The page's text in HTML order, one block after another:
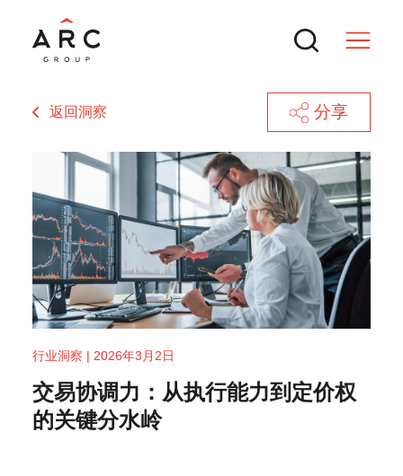
服务
交易
新闻与行业洞察
联系方式
热门搜索
新动态与实操要点
2026年东南亚数据中心并购：AI如何
推动下一波巨型交易
ARC Group 2026资本并购论坛金秋在
沪启幕，聚焦海外上市融资、跨境并
透过安踏入股 PUMA 看中国企业海外
返回洞察 分享
行业洞察 | 2026年3月2日
交易协调力：从执行能力到定价权
的关键分水岭